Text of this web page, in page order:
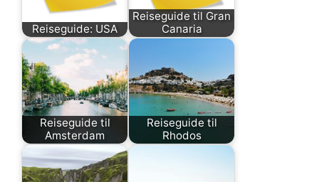
Reiseguide: USA
Reiseguide til Gran
Canaria
Reiseguide til
Amsterdam
Reiseguide til
Rhodos